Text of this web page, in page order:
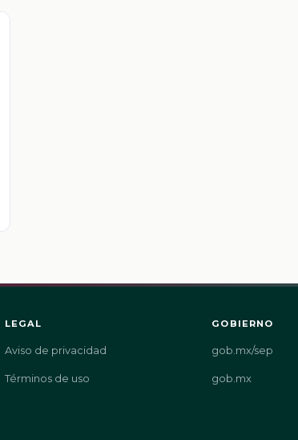
LEGAL
Aviso de privacidad
Términos de uso
GOBIERNO
gob.mx/sep
gob.mx